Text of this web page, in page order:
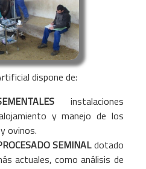
dispone de:
instalaciones
y manejo de los
ovinos.
SEMINALdotado
actuales, como análisis de